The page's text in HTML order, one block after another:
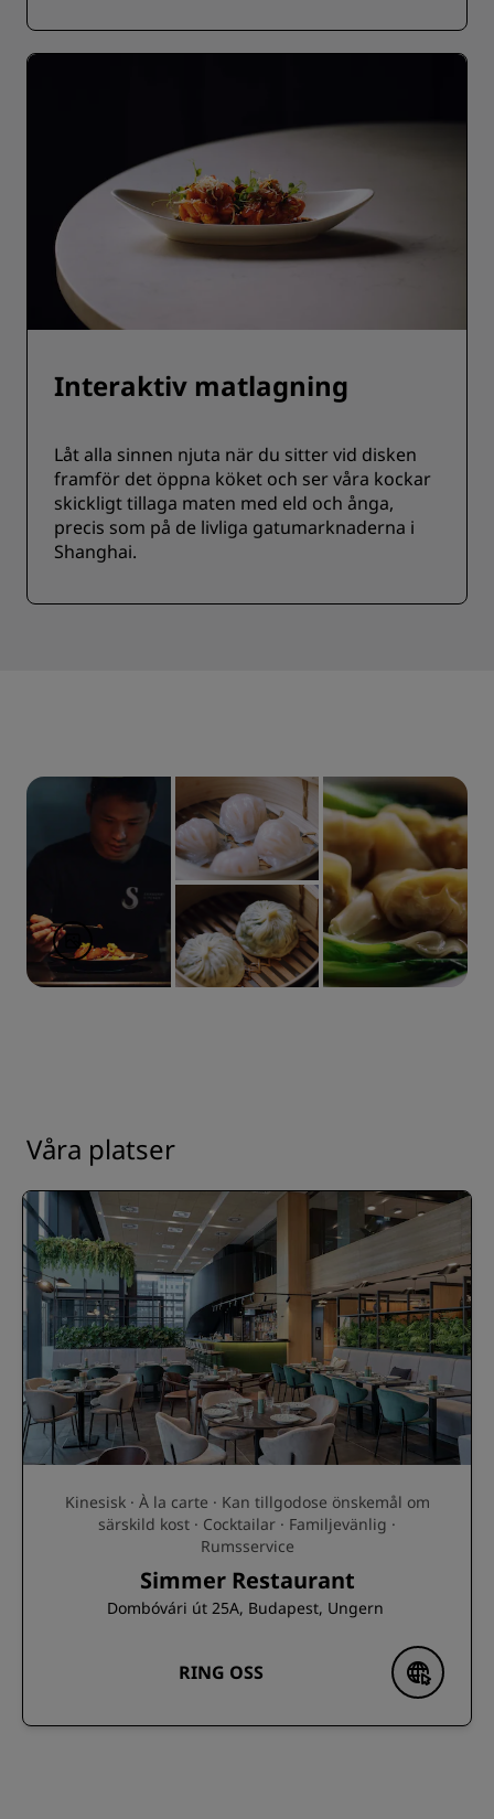
Interaktiv matlagning
Låt alla sinnen njuta när du sitter vid disken
framför det öppna köket och ser våra kockar
skickligt tillaga maten med eld och ånga,
precis som på de livliga gatumarknaderna i
Shanghai.
Våra platser
Kinesisk · À la carte · Kan tillgodose önskemål om
särskild kost · Cocktailar · Familjevänlig ·
Rumsservice
Simmer Restaurant
Dombóvári út 25A, Budapest, Ungern
RING OSS